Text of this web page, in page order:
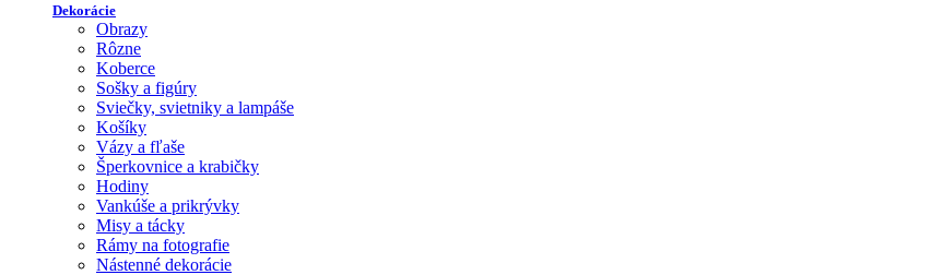
Dekorácie
Obrazy
Rôzne
Koberce
Sošky a figúry
Sviečky, svietniky a lampáše
Košíky
Vázy a fľaše
Šperkovnice a krabičky
Hodiny
Vankúše a prikrývky
Misy a tácky
Rámy na fotografie
Nástenné dekorácie